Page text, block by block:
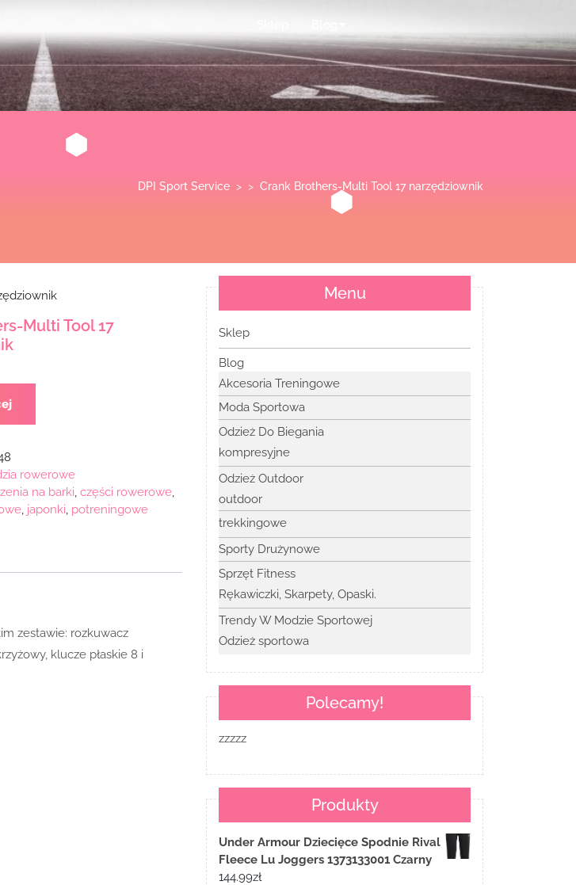
DPI Sport Service > > Crank Brothers-Multi Tool 17 narzędziownik
Multi Tool 17
rowerowe
na barki części rowerowe,
, japonki potreningowe
zestawie: rozkuwacz
klucze płaskie 8 i
Menu
Sklep
Blog
Akcesoria Treningowe
Moda Sportowa
Odzież Do Biegania
kompresyjne
Odzież Outdoor
outdoor
trekkingowe
Sporty Drużynowe
Sprzęt Fitness
Rękawiczki, Skarpety, Opaski.
Trendy W Modzie Sportowej
Odzież sportowa
Polecamy!
zzzzz
Produkty
Under Armour Dziecięce Spodnie Rival
Fleece Lu Joggers 1373133001 Czarny
144.99zł